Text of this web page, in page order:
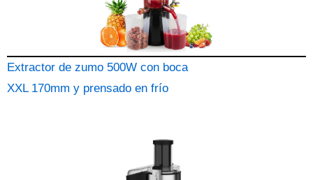
Extractor de zumo 500W con boca
XXL 170mm y prensado en frío